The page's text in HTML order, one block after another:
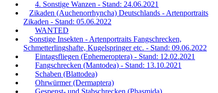
4. Sonstige Wanzen - Stand: 24.06.2021
Zikaden (Auchenorrhyncha) Deutschlands - Artenportraits
Zikaden - Stand: 05.06.2022
WANTED
Sonstige Insekten - Artenportraits Fangschrecken,
Schmetterlingshafte, Kugelspringer etc. - Stand: 09.06.2022
Eintagsfliegen (Ephemeroptera) - Stand: 12.02.2021
Fangschrecken (Mantodea) - Stand: 13.10.2021
Schaben (Blattodea)
Ohrwürmer (Dermaptera)
Gespenst- und Stabschrecken (Phasmida)